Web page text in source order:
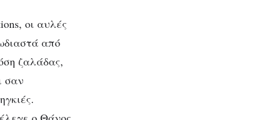
οι αυλές
από
ζαλάδας,
σαν